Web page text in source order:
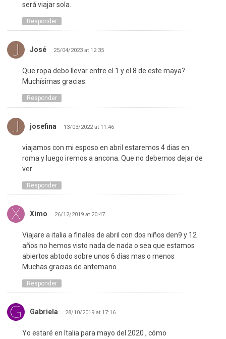
será viajar sola.
Responder
José 25/04/2023 at 12:35
Que ropa debo llevar entre el 1 y el 8 de este maya?.
Muchísimas gracias.
Responder
josefina 13/03/2022 at 11:46
viajamos con mi esposo en abril estaremos 4 dias en
roma y luego iremos a ancona. Que no debemos dejar de
ver
Responder
Ximo 26/12/2019 at 20:47
Viajare a italia a finales de abril con dos niños den9 y 12
años no hemos visto nada de nada o sea que estamos
abiertos abtodo sobre unos 6 dias mas o menos
Muchas gracias de antemano
Responder
Gabriela 28/10/2019 at 17:16
Yo estaré en Italia para mayo del 2020 , cómo